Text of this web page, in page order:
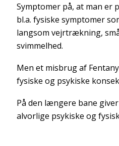
Symptomer på, at man er
bl.a. fysiske symptomer
langsom vejrtrækning,
svimmelhed.
Men et misbrug af
fysiske og psykiske
På den længere bane
alvorlige psykiske og